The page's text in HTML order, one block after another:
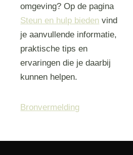
omgeving? Op de pagina
Steun en hulp bieden vind
je aanvullende informatie,
praktische tips en
ervaringen die je daarbij
kunnen helpen.
Bronvermelding